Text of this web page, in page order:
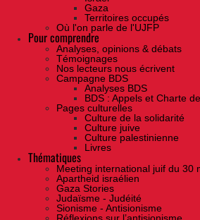
Gaza
Territoires occupés
Où l'on parle de l'UJFP
Pour comprendre
Analyses, opinions & débats
Témoignages
Nos lecteurs nous écrivent
Campagne BDS
Analyses BDS
BDS : Appels et Charte
Pages culturelles
Culture de la solidarité
Culture juive
Culture palestinienne
Livres
Thématiques
Meeting international juif du 30
Apartheid israélien
Gaza Stories
Judaïsme - Judéité
Sionisme - Antisionisme